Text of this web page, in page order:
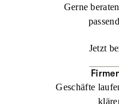
Gerne
Jetzt
Geschäfte